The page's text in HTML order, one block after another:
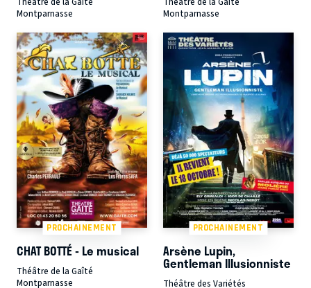
Montparnasse
Montparnasse
PROCHAINEMENT
CHAT BOTTÉ - Le musical
Théâtre de la Gaîté
Montparnasse
PROCHAINEMENT
Arsène Lupin,
Gentleman Illusionniste
Théâtre des Variétés